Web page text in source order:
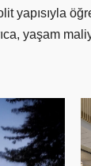
yapısıyla
yaşam